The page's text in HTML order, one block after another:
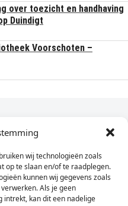
wij technologieën zoals
op te slaan en/of te raadplegen.
kunnen wij gegevens zoals
Als je geen
kan dit een nadelige
over toezicht en handhaving
Duindigt
Voorschoten –
in je e-mail?